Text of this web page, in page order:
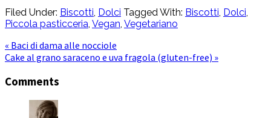
Filed Under: Biscotti, Dolci Tagged With: Biscotti, Dolci,
Piccola pasticceria, Vegan, Vegetariano
« Baci di dama alle nocciole
Cake al grano saraceno e uva fragola (gluten-free) »
Comments